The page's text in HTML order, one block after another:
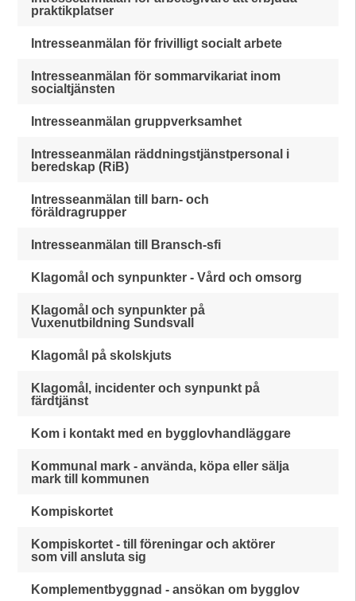
praktikplatser
Intresseanmälan för frivilligt socialt arbete
Intresseanmälan för sommarvikariat inom
socialtjänsten
Intresseanmälan gruppverksamhet
Intresseanmälan räddningstjänstpersonal i
beredskap (RiB)
Intresseanmälan till barn- och
föräldragrupper
Intresseanmälan till Bransch-sfi
Klagomål och synpunkter - Vård och omsorg
Klagomål och synpunkter på
Vuxenutbildning Sundsvall
Klagomål på skolskjuts
Klagomål, incidenter och synpunkt på
färdtjänst
Kom i kontakt med en bygglovhandläggare
Kommunal mark - använda, köpa eller sälja
mark till kommunen
Kompiskortet
Kompiskortet - till föreningar och aktörer
som vill ansluta sig
Komplementbyggnad - ansökan om bygglov